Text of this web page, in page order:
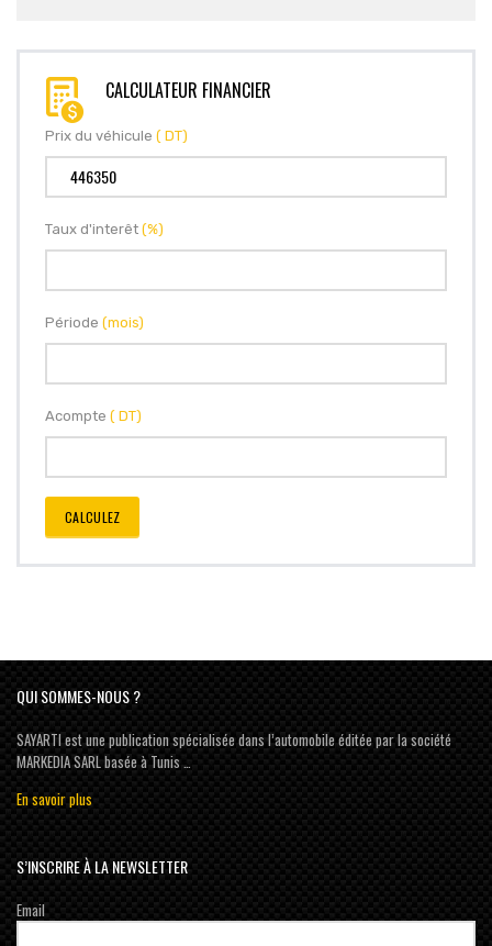
CALCULATEUR FINANCIER
Prix du véhicule ( DT)
Taux d'interêt (%)
Période (mois)
Acompte ( DT)
CALCULEZ
QUI SOMMES-NOUS ?
SAYARTI est une publication spécialisée dans l’automobile éditée par la société
MARKEDIA SARL basée à Tunis …
En savoir plus
S’INSCRIRE À LA NEWSLETTER
Email